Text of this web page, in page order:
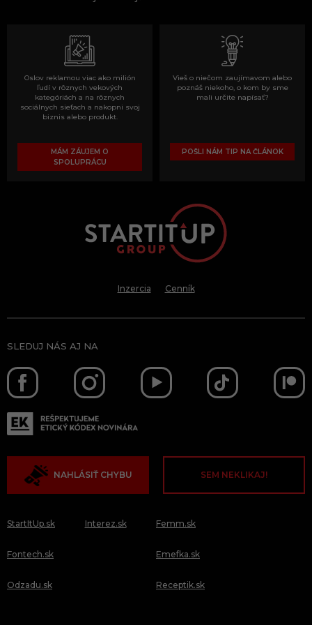
Oslov reklamou viac ako milión
ľudí v rôznych vekových
kategóriách a na rôznych
sociálnych sieťach a nakopni svoj
biznis alebo produkt.
MÁM ZÁUJEM O
SPOLUPRÁCU
Vieš o niečom zaujímavom alebo
poznáš niekoho, o kom by sme
mali určite napísať?
POŠLI NÁM TIP NA ČLÁNOK
Inzercia Cenník
SLEDUJ NÁS AJ NA
NAHLÁSIŤ CHYBU SEM NEKLIKAJ!
StartItUp.sk
Fontech.sk
Odzadu.sk
Interez.sk Femm.sk
Emefka.sk
Receptik.sk